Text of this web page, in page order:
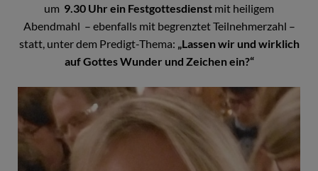
um 9.30 Uhr ein Festgottesdienst mit heiligem
Abendmahl – ebenfalls mit begrenztet Teilnehmerzahl –
statt, unter dem Predigt-Thema: „Lassen wir und wirklich
auf Gottes Wunder und Zeichen ein?“